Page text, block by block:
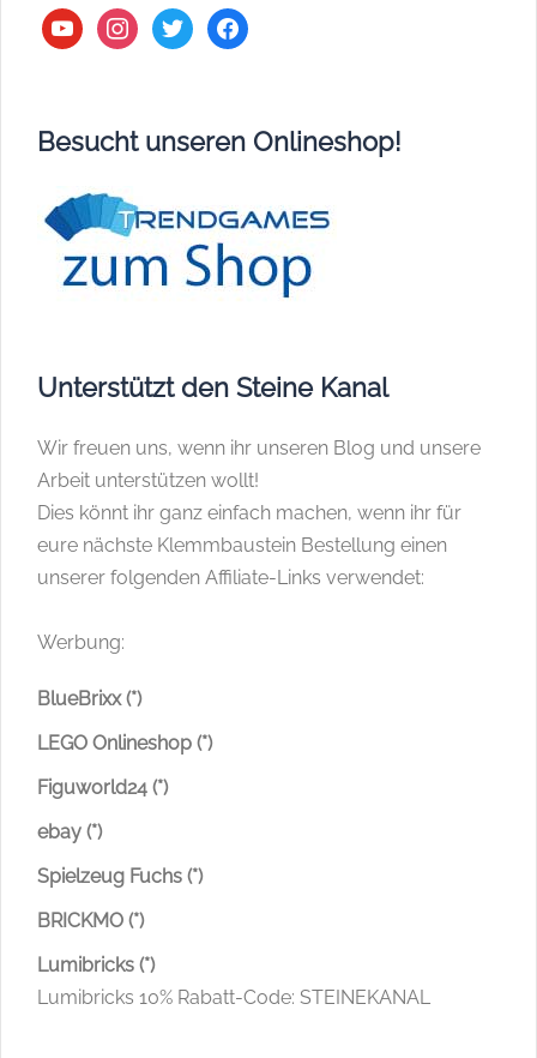
youtubeinstagram
twitter facebook
Besucht unseren Onlineshop!
Unterstützt den Steine Kanal
Wir freuen uns, wenn ihr unseren Blog und unsere
Arbeit unterstützen wollt!
Dies könnt ihr ganz einfach machen, wenn ihr für
eure nächste Klemmbaustein Bestellung einen
unserer folgenden Affiliate-Links verwendet:
Werbung:
BlueBrixx (*)
LEGO Onlineshop (*)
Figuworld24 (*)
ebay (*)
Spielzeug Fuchs (*)
BRICKMO (*)
Lumibricks (*)
Lumibricks 10% Rabatt-Code: STEINEKANAL